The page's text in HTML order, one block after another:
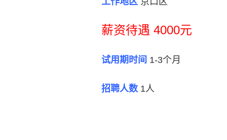
薪资待遇 4000元
试用期时间 1-3个月
招聘人数 1人